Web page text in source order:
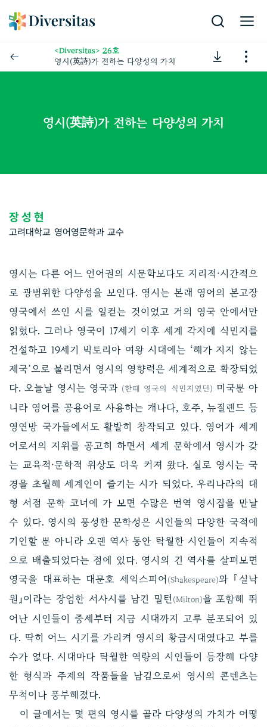
<Diversitas> 26호
영시(英詩)가 전하는 다양성의 가치
영시(英詩)가 전하는 다양성의 가치
장성현
고려대학교 영어영문학과 교수
영시는 다른 어느 언어권의 시문학보다도 지리적·시간적으
로 광범위한 다양성을 보인다. 영시는 본래 영어의 본고장
영국에서 쓰인 시를 일컫는 것이었고 거의 영국 안에서만
읽혔다. 그러나 영국이 17세기 이후 세계 각지에 식민지를
건설하고 19세기 빅토리아 여왕 시대에는 ‘해가 지지 않는
제국’으로 불리면서 영시의 영향력은 세계적으로 확장되었
다. 오늘날 영시는 영국과 (한때 영국의 식민지였던) 미국뿐 아
니라 영어를 공용어로 사용하는 캐나다, 호주, 뉴질랜드 등
영연방 국가들에서도 활발히 창작되고 있다. 영어가 세계
어로서의 지위를 공고히 하면서 세계 문학에서 영시가 갖
는 교육적·문학적 위상도 더욱 커져 왔다. 실로 영시는 국
경을 초월해 세계인이 즐기는 시가 되었다. 우리나라의 대
형 서점 문학 코너에 가 보면 수많은 번역 영시집을 만날
수 있다. 영시의 풍성한 문학성은 시인들의 다양한 국적에
기인할 뿐 아니라 오랜 역사 동안 탁월한 시인들이 지속적
으로 배출되었다는 점에 있다. 영시의 긴 역사를 살펴보면
영국을 대표하는 대문호 셰익스피어 (Shakespeare)와 『실낙
원』이라는 장엄한 서사시를 남긴 밀턴 (Milton)을 포함해 뛰
어난 시인들이 중세부터 지금 시대까지 고루 분포되어 있
다. 딱히 어느 시기를 가리켜 영시의 황금시대였다고 부를
수가 없다. 시대마다 탁월한 역량의 시인들이 등장해 다양
한 형식과 주제의 작품들을 남김으로써 영시의 콘텐츠는
무척이나 풍부해졌다.
이 글에서는 몇 편의 영시를 골라 다양성의 가치가 어떻